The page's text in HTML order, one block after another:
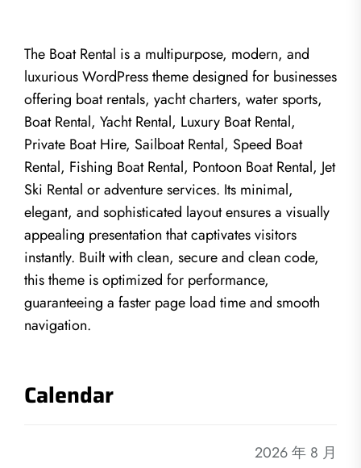
The Boat Rental is a multipurpose, modern, and
luxurious WordPress theme designed for businesses
offering boat rentals, yacht charters, water sports,
Boat Rental, Yacht Rental, Luxury Boat Rental,
Private Boat Hire, Sailboat Rental, Speed Boat
Rental, Fishing Boat Rental, Pontoon Boat Rental, Jet
Ski Rental or adventure services. Its minimal,
elegant, and sophisticated layout ensures a visually
appealing presentation that captivates visitors
instantly. Built with clean, secure and clean code,
this theme is optimized for performance,
guaranteeing a faster page load time and smooth
navigation.
Calendar
2026 年 8 月